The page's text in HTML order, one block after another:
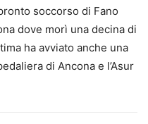
soccorso di Fano
dove morì una decina di
ha avviato anche una
di Ancona e l’Asur